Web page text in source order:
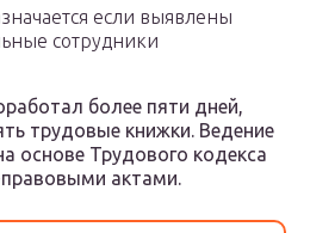
если выявлены
сотрудники
более пяти дней,
трудовые книжки. Ведение
основе Трудового кодекса
актами.